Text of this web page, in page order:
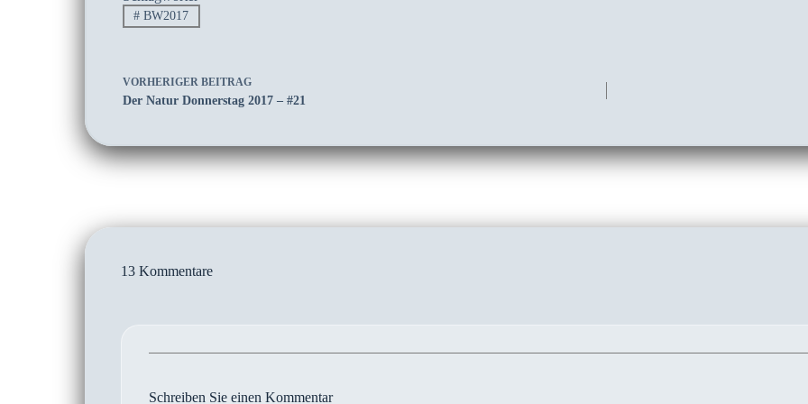
# BW2017
VORHERIGER BEITRAG
Der Natur Donnerstag 2017 – #21
13 Kommentare
Schreiben Sie einen Kommentar